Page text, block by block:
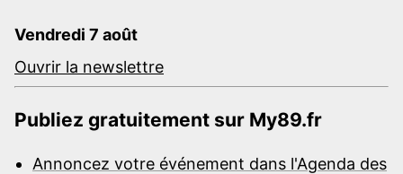
Vendredi 7 août
Ouvrir la newslettre
Publiez gratuitement sur My89.fr
Annoncez votre événement dans l'Agenda des